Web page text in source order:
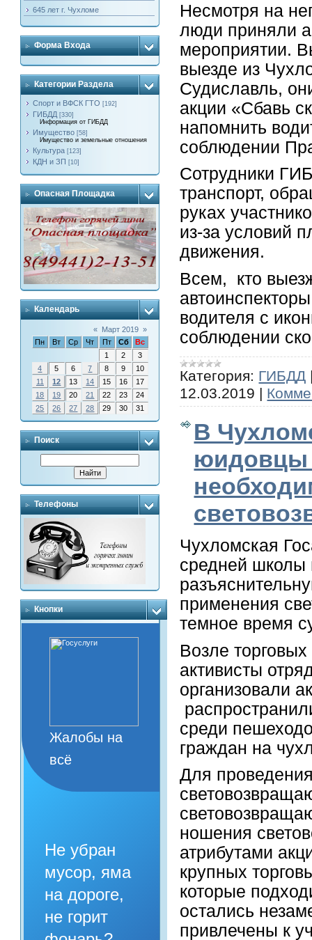
645 лет г. Чухломе
Форма Входа
Категории Раздела
Спорт и ВФСК ГТО [192]
ГИБДД [330]
Информация от ГИБДД
Имущество [58]
Имущество и земельные отношения
Культура [123]
КДН и ЗП [10]
Опасная Площадка
Календарь
« Март 2019 »
Пн
Вт Ср Чт Пт Сб
Вс
1
2
3
4
5 6 7 8 9
10
11
12 13 14 15 16
17
18
19 20 21 22 23
24
25
26 27 28 29 30 31
Поиск
Телефоны
Кнопки
Жалобы на
всё
Не убран
мусор, яма
на дороге,
не горит
Несмотря на
люди приняли
мероприятии.
выезде из
Судиславль,
акции «Сбавь
напомнить
соблюдении
Сотрудники
транспорт,
руках
из-за условий
движения.
Всем, кто
водителя с
соблюдении
Категория: ГИБДД
12.03.2019 |
В
юидовцы
Чухломская
средней школы
применения
темное время
Возле
активисты
организовали
среди
граждан на
Для
ношения
атрибутами
крупных
которые
остались
привлечены к